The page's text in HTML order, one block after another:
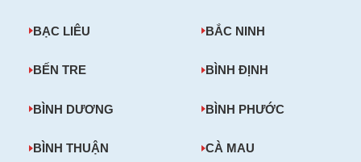
BẠC LIÊU BẮC NINH
BẾN TRE BÌNH ĐỊNH
BÌNH DƯƠNG BÌNH PHƯỚC
BÌNH THUẬN CÀ MAU